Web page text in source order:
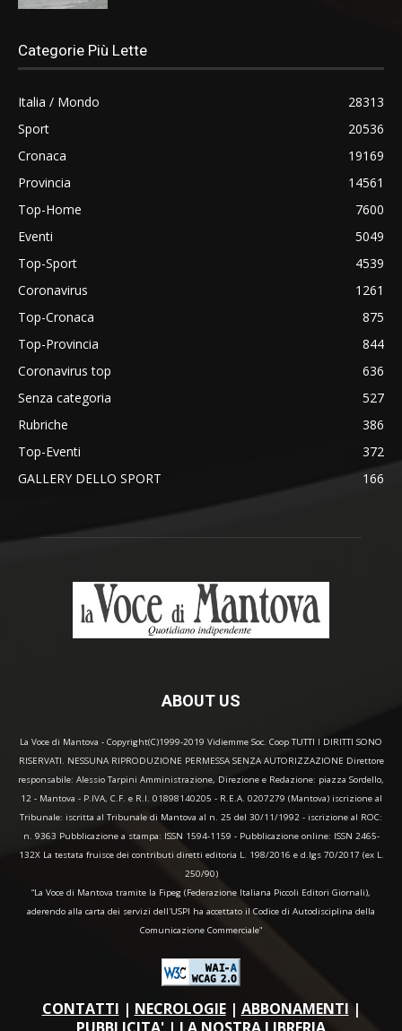
Categorie Più Lette
Italia / Mondo
28313
Sport
20536
Cronaca
19169
Provincia
14561
Top-Home
7600
Eventi
5049
Top-Sport
4539
Coronavirus
1261
Top-Cronaca
875
Top-Provincia
844
Coronavirus top
636
Senza categoria
527
Rubriche
386
Top-Eventi
372
GALLERY DELLO SPORT
166
ABOUT US
La Voce di Mantova - Copyright(C)1999-2019 Vidiemme Soc. Coop TUTTI I DIRITTI SONO
RISERVATI. NESSUNA RIPRODUZIONE PERMESSA SENZA AUTORIZZAZIONE Direttore
responsabile: Alessio Tarpini Amministrazione, Direzione e Redazione: piazza Sordello,
12 - Mantova - P.IVA, C.F. e R.I. 01898140205 - R.E.A. 0207279 (Mantova) iscrizione al
Tribunale: iscritta al Tribunale di Mantova al n. 25 del 30/11/1992 - iscrizione al ROC:
n. 9363 Pubblicazione a stampa: ISSN 1594-1159 - Pubblicazione online: ISSN 2465-
132X La testata fruisce dei contributi diretti editoria L. 198/2016 e d.lgs 70/2017 (ex L.
250/90)
“La Voce di Mantova tramite la Fipeg (Federazione Italiana Piccoli Editori Giornali),
aderendo alla carta dei servizi dell'USPI ha accettato il Codice di Autodisciplina della
Comunicazione Commerciale"
CONTATTI | NECROLOGIE| ABBONAMENTI |